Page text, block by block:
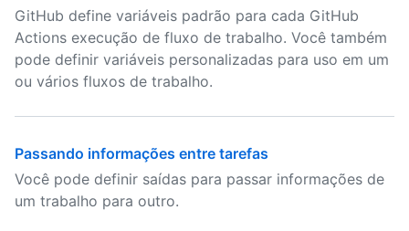
GitHub define variáveis padrão para cada GitHub
Actions execução de fluxo de trabalho. Você também
pode definir variáveis personalizadas para uso em um
ou vários fluxos de trabalho.
Passando informações entre tarefas
Você pode definir saídas para passar informações de
um trabalho para outro.